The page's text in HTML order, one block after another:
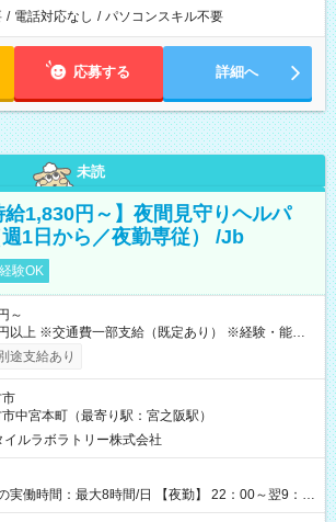
/ 電話対応なし / パソコンスキル不要
応募する 詳細へ
未読
給1,830円～】夜間見守りヘルパ
1日から／夜勤専従） /Jb
験OK
～
以上 ※交通費一部支給（既定あり） ※経験・能力を
1回勤務の場合：1,830円×8時
場合：1,830円×8時間×12回
と給与に、本採用時と異なる部分があります。 雇
用時と同じです。 給与：時給 1,610円以上
途支給あり
市
中宮本町（最寄り駅：宮之阪駅）
イルラボラトリー株式会社
実働時間：最大8時間/日 【夜勤】 22：00～翌9：